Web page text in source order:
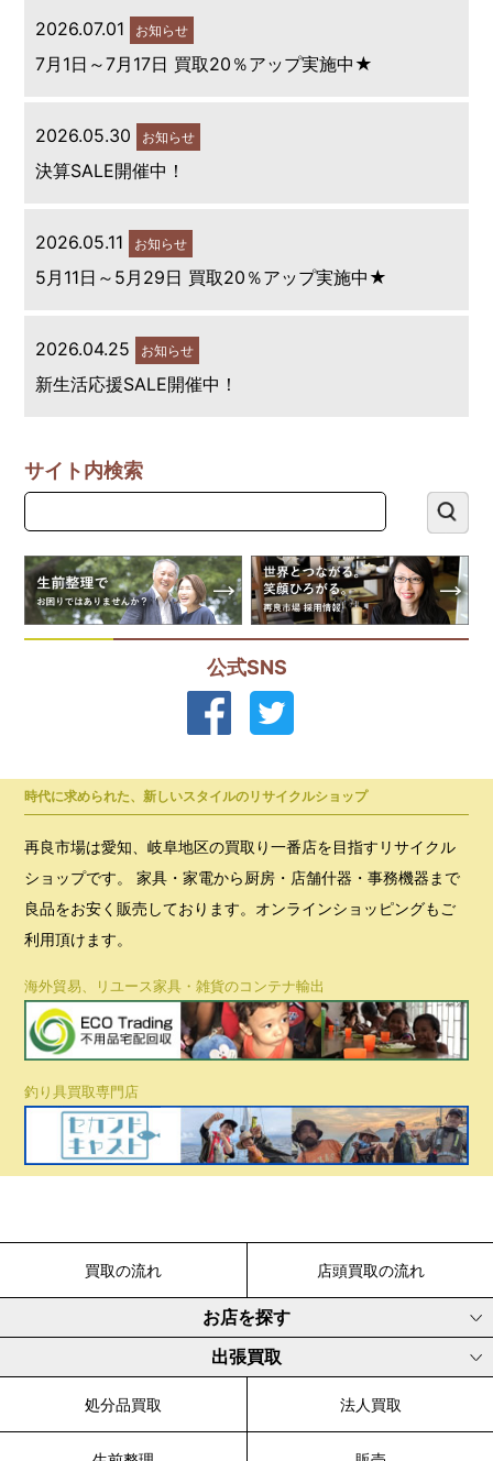
2026.07.01 お知らせ
7月1日～7月17日 買取20％アップ実施中★
2026.05.30 お知らせ
決算SALE開催中！
2026.05.11 お知らせ
5月11日～5月29日 買取20％アップ実施中★
2026.04.25 お知らせ
新生活応援SALE開催中！
サイト内検索
公式SNS
時代に求められた、新しいスタイルのリサイクルショップ
再良市場は愛知、岐阜地区の買取り一番店を目指すリサイクル
ショップです。 家具・家電から厨房・店舗什器・事務機器まで
良品をお安く販売しております。オンラインショッピングもご
利用頂けます。
海外貿易、リユース家具・雑貨のコンテナ輸出
釣り具買取専門店
買取の流れ 店頭買取の流れ
お店を探す
出張買取
処分品買取 法人買取